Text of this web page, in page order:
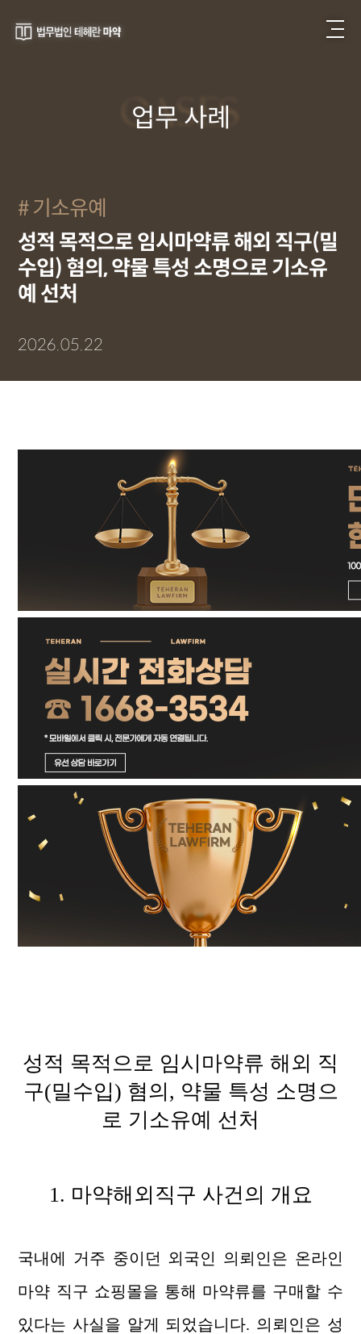
CASES
업무 사례
기소유예
성적 목적으로 임시마약류 해외 직구(밀
수입) 혐의, 약물 특성 소명으로 기소유
예 선처
2026.05.22
성적 목적으로 임시마약류 해외 직
구(밀수입) 혐의, 약물 특성 소명으
로 기소유예 선처
1. 마약해외직구 사건의 개요
국내에 거주 중이던 외국인 의뢰인은 온라인
마약 직구 쇼핑몰을 통해 마약류를 구매할 수
있다는 사실을 알게 되었습니다. 의뢰인은 성